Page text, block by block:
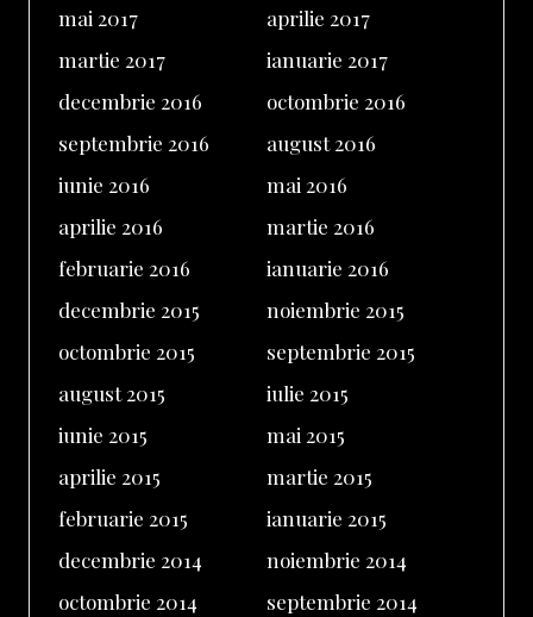
mai 2017
aprilie 2017
martie 2017
ianuarie 2017
decembrie 2016
octombrie 2016
septembrie 2016
august 2016
iunie 2016
mai 2016
aprilie 2016
martie 2016
februarie 2016
ianuarie 2016
decembrie 2015
noiembrie 2015
octombrie 2015
septembrie 2015
august 2015
iulie 2015
iunie 2015
mai 2015
aprilie 2015
martie 2015
februarie 2015
ianuarie 2015
decembrie 2014
noiembrie 2014
octombrie 2014
septembrie 2014